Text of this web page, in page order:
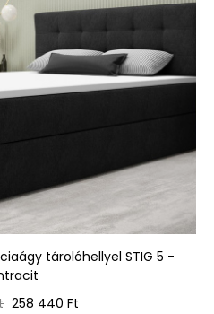
tárolóhellyel STIG 5 -
Ár
258 440 Ft